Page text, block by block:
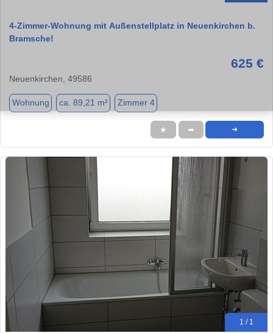
4-Zimmer-Wohnung mit Außenstellplatz in Neuenkirchen b.
Bramsche!
625 €
Neuenkirchen, 49586
Wohnung ca. 89,21 m² Zimmer 4
★ ➦ ➜
1 / 1